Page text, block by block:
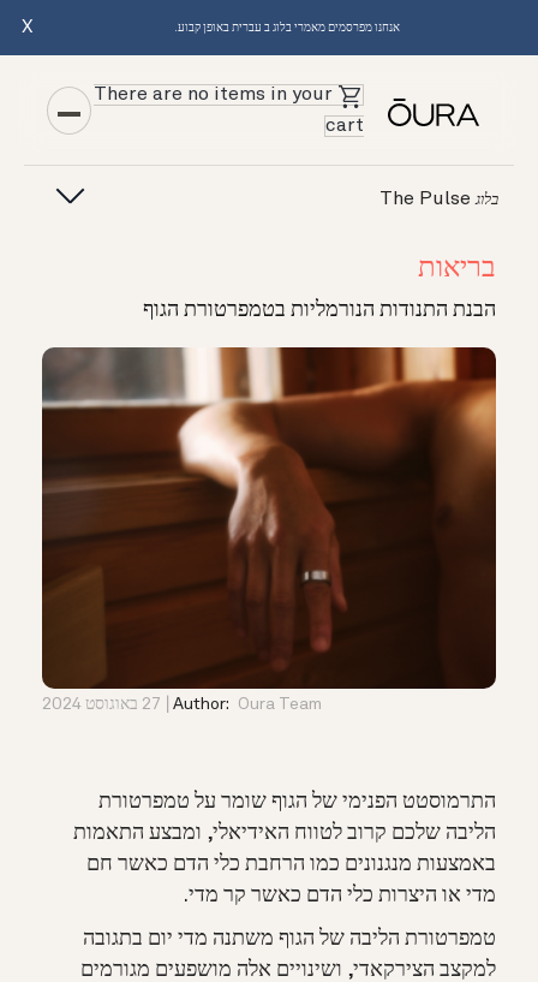
אנחנו מפרסמים מאמרי בלוג ב עברית באופן קבוע. X
There are no items in your
cart
בלוגThe Pulse
בריאות
הבנת התנודות הנורמליות בטמפרטורת הגוף
Author: Oura Team 27 באוגוסט 2024
התרמוסטט הפנימי של הגוף שומר על טמפרטורת
הליבה שלכם קרוב לטווח האידיאלי, ומבצע התאמות
באמצעות מנגנונים כמו הרחבת כלי הדם כאשר חם
מדי או היצרות כלי הדם כאשר קר מדי.
טמפרטורת הליבה של הגוף משתנה מדי יום בתגובה
למקצב הצירקאדי, ושינויים אלה מושפעים מגורמים